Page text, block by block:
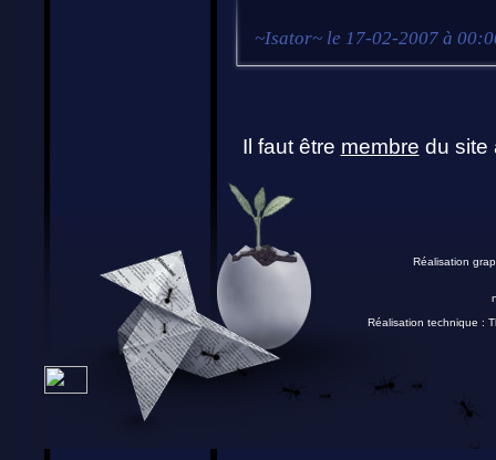
~Isator~ le 17-02-2007 à
Il faut être membre du site
Réalisation
Réalisation technique :